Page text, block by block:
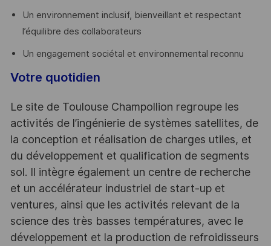
Un environnement inclusif, bienveillant et respectant
l’équilibre des collaborateurs
Un engagement sociétal et environnemental reconnu
Votre quotidien
Le site de Toulouse Champollion regroupe les
activités de l’ingénierie de systèmes satellites, de
la conception et réalisation de charges utiles, et
du développement et qualification de segments
sol. Il intègre également un centre de recherche
et un accélérateur industriel de start-up et
ventures, ainsi que les activités relevant de la
science des très basses températures, avec le
développement et la production de refroidisseurs